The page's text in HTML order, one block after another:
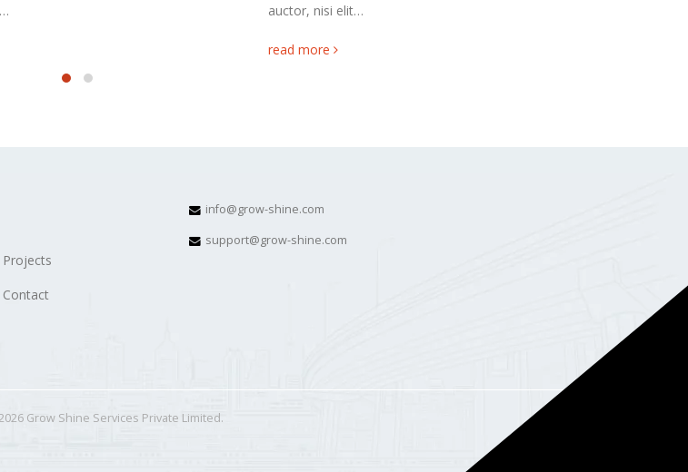
auctor, nisi elit…
read more
Projects
Contact
info@grow-shine.com
support@grow-shine.com
Grow Shine Services Private Limited.